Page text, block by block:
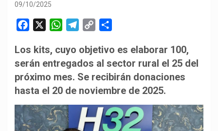
09/10/2025
c
e
b
o
W
a
t
s
A
p
l
e
g
r
m
p
y
L
i
k
m
p
a
r
i
r
Los kits, cuyo objetivo es elaborar 100,
serán entregados al sector rural el 25 del
próximo mes. Se recibirán donaciones
hasta el 20 de noviembre de 2025.